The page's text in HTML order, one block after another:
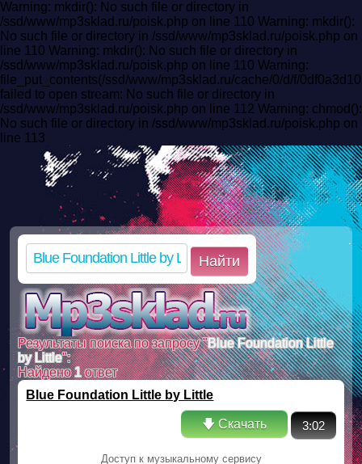
Warning: mkdir(): No such file or directory in
/ssd/www/mp3sklad.ru/poisk.php on line 110 Warning: mkdir():
No such file or directory in /ssd/www/mp3sklad.ru/poisk.php on
line 110 Warning: mkdir(): No such file or directory in
/ssd/www/mp3sklad.ru/poisk.php on line 110 Warning:
file_put_contents(/ssd/www/mp3sklad.ru/cache/0/d/f/
failed to open stream: No such file or directory in
/ssd/www/mp3sklad.ru/poisk.php on line 112 Warning: chmod():
No such file or directory in /ssd/www/mp3sklad.ru/poisk.php on
line 113
Найти
Результаты поиска по запросу "Blue Foundation Little
by Little":
Найдено1ответ
Blue Foundation Little by Little
🡇 Скачать 3:02
Доступ к музыкальному сервису